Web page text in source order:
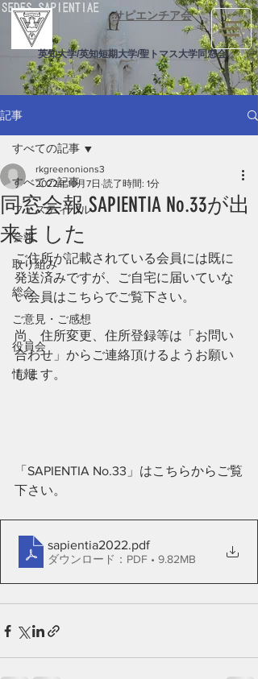
サピエンチア会
英知大学/英知短期大学/聖トマス大学同窓会
記事
すべての記事
フェスティバル
会報
取り組み
総会
ご意見・ご感想
役員会
情報
すべての記事
同窓会報 SAPIENTIA No.33が出
来ました
rkgreenonions3
2022年10月7日 読了時間: 1分
ご住所が記載されている会員には既に
発送済みですが、ご自宅に届いていな
い会員はこちらでご覧下さい。
尚、住所変更、住所登録等は「お問い
合わせ」からご連絡頂けるようお願い
します。
「SAPIENTIA No.33」はこちらからご覧
下さい。
sapientia2022.pdf
ダウンロード：PDF • 9.82MB